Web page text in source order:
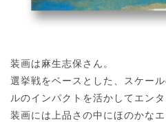
装画は麻生志保さん。
選挙戦をベースとした、スケー
ルのインパクトを活かしてエン
装画には上品さの中にほのかな